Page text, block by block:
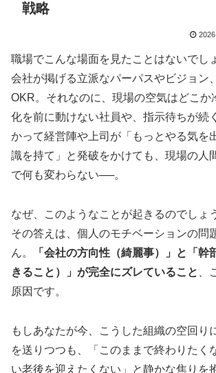
戦略
職場でこんな場面を見たことはないでし
会社が掲げる立派なパーパスやビジョン
OKR。それなのに、現場の空気はどこか
化を前に動けない社員や、指示待ちが続
かって経営陣や上司が「もっとやる気を
識を持て」と発破をかけても、現場の人
で何も変わらない──。
なぜ、このようなことが起きるのでしょ
その答えは、個人のモチベーションの問
ん。
「会社の方向性（綺麗事）」と「幹
きること）」が完全にズレていること
原因です。
もしあなたが今、こうした組織の空回り
を送りつつも、「このままで終わりたく
い老後を迎えたくない」と静かな焦りを